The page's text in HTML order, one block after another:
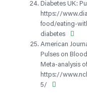
Diabetes UK:
https://
food/eating-
diabetes
American
Pulses on
Meta-analysis
https://
5/